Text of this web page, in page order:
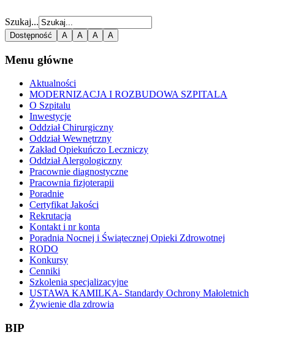
Szukaj...
Dostępność A A A A
Menu główne
Aktualności
MODERNIZACJA I ROZBUDOWA SZPITALA
O Szpitalu
Inwestycje
Oddział Chirurgiczny
Oddział Wewnętrzny
Zakład Opiekuńczo Leczniczy
Oddział Alergologiczny
Pracownie diagnostyczne
Pracownia fizjoterapii
Poradnie
Certyfikat Jakości
Rekrutacja
Kontakt i nr konta
Poradnia Nocnej i Świątecznej Opieki Zdrowotnej
RODO
Konkursy
Cenniki
Szkolenia specjalizacyjne
USTAWA KAMILKA- Standardy Ochrony Małoletnich
Żywienie dla zdrowia
BIP